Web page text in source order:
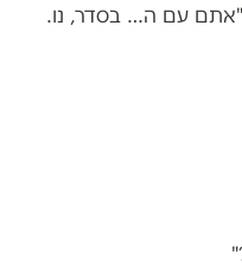
עם ה… בסדר, נו.